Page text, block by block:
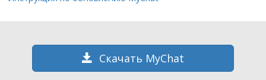
Скачать MyChat